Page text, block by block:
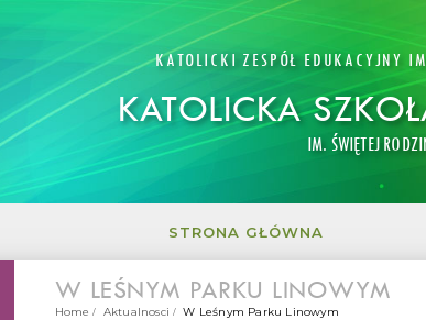
KATOLICKI ZESPÓŁ EDUKACYJNY
KATOLICKA
IM. ŚWIĘTEJ
STRONA GŁÓWNA
W LEŚNYM PARKU LINOWYM
Home Aktualnosci W Leśnym Parku Linowym